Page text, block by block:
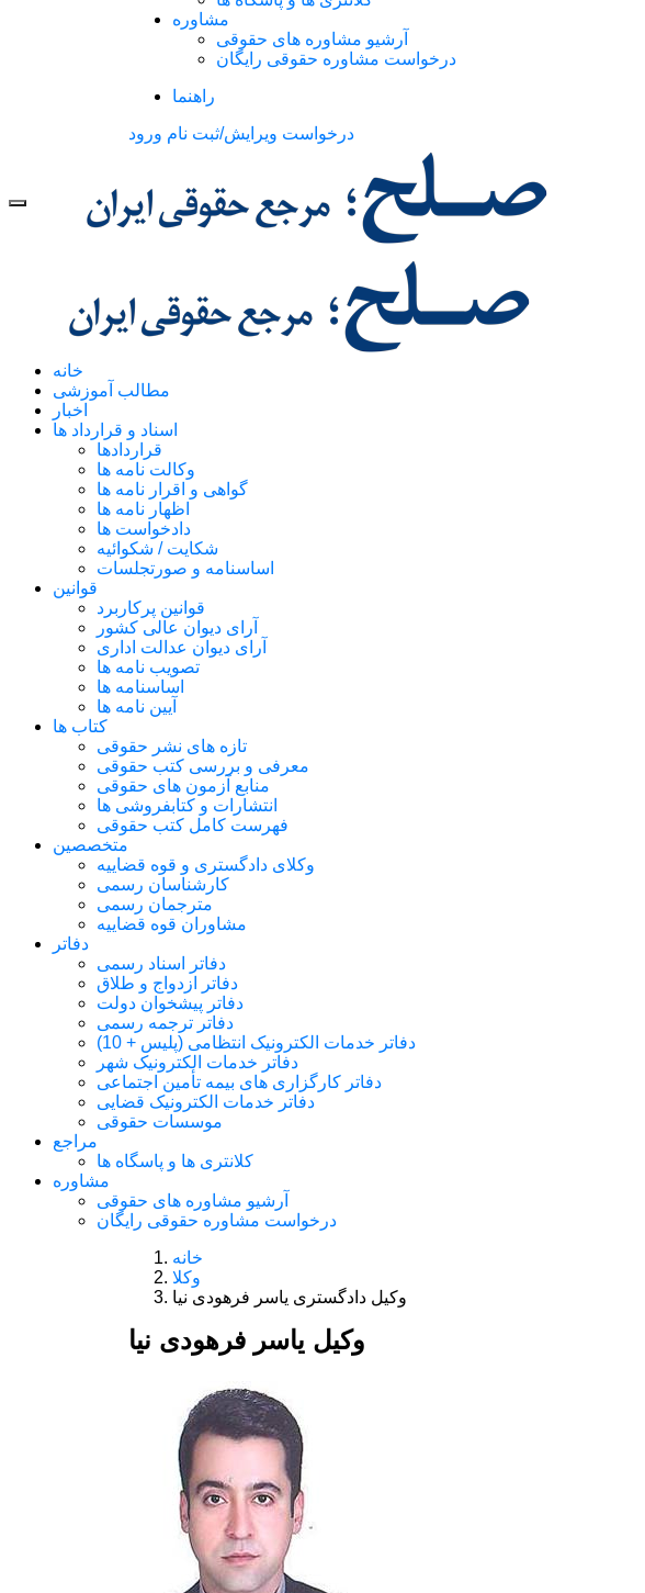
مشاوره
آرشیو مشاوره های حقوقی
درخواست مشاوره حقوقی رایگان
راهنما
درخواست ویرایش/ثبت نام ورود
خانه
مطالب آموزشی
اخبار
اسناد و قرارداد ها
قراردادها
وکالت نامه ها
گواهی و اقرار نامه ها
اظهار نامه ها
دادخواست ها
شکایت / شکوائیه
اساسنامه و صورتجلسات
قوانین
قوانین پرکاربرد
آرای دیوان عالی کشور
آرای دیوان عدالت اداری
تصویب نامه ها
اساسنامه ها
آیین نامه ها
کتاب ها
تازه های نشر حقوقی
معرفی و بررسی کتب حقوقی
منابع آزمون های حقوقی
انتشارات و کتابفروشی ها
فهرست کامل کتب حقوقی
متخصصین
وکلای دادگستری و قوه قضاییه
کارشناسان رسمی
مترجمان رسمی
مشاوران قوه قضاییه
دفاتر
دفاتر اسناد رسمی
دفاتر ازدواج و طلاق
دفاتر پیشخوان دولت
دفاتر ترجمه رسمی
دفاتر خدمات الکترونیک انتظامی (پلیس + 10)
دفاتر خدمات الکترونیک شهر
دفاتر کارگزاری های بیمه تأمین اجتماعی
دفاتر خدمات الکترونیک قضایی
موسسات حقوقی
مراجع
کلانتری ها و پاسگاه ها
مشاوره
آرشیو مشاوره های حقوقی
درخواست مشاوره حقوقی رایگان
خانه
وکلا
وکیل دادگستری یاسر فرهودی نیا
وکیل یاسر فرهودی نیا